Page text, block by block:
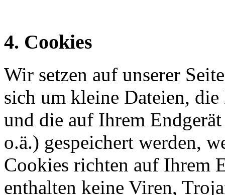
4. Cookies
Wir setzen auf unserer
sich um kleine Dateien,
und die auf Ihrem
o.ä.) gespeichert werden,
Cookies richten auf Ihrem
enthalten keine Viren,